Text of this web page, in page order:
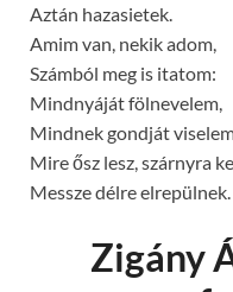
Aztán hazasietek.
Amim van, nekik adom,
Számból meg is itatom:
Mindnyáját fölnevelem,
Mindnek gondját
Mire ősz lesz, szárnyra
Messze délre elrepülnek.
Zigány